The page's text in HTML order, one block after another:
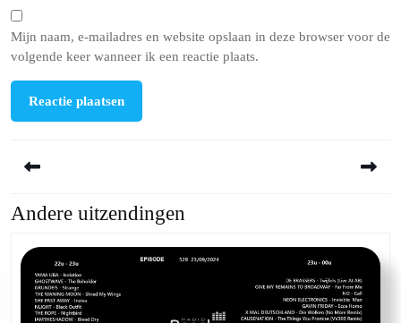
Mijn naam, e-mailadres en website opslaan in deze browser voor de
volgende keer wanneer ik een reactie plaats.
Previous
Andere uitzendingen